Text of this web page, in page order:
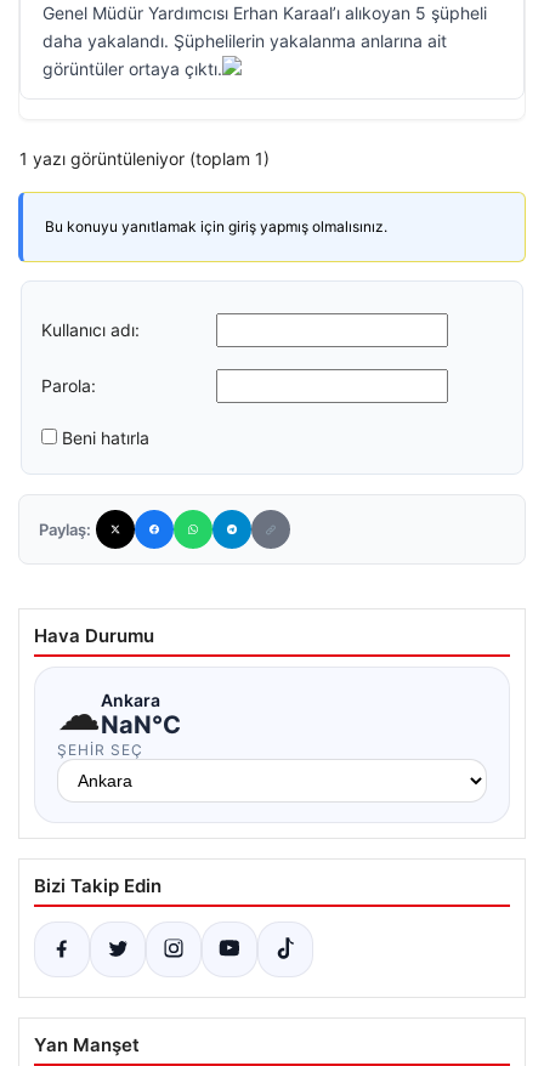
Genel Müdür Yardımcısı Erhan Karaal’ı alıkoyan 5 şüpheli
daha yakalandı. Şüphelilerin yakalanma anlarına ait
görüntüler ortaya çıktı.
1 yazı görüntüleniyor (toplam 1)
Bu konuyu yanıtlamak için giriş yapmış olmalısınız.
Kullanıcı adı:
Parola:
Beni hatırla
Paylaş:
Hava Durumu
☁Ankara
NaN°C
ŞEHIR SEÇ
Bizi Takip Edin
Yan Manşet